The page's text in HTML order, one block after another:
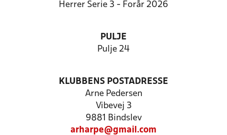
Herrer Serie 3 - Forår 2026
PULJE
Pulje 24
KLUBBENS POSTADRESSE
Arne Pedersen
Vibevej 3
9881 Bindslev
arharpe@gmail.com